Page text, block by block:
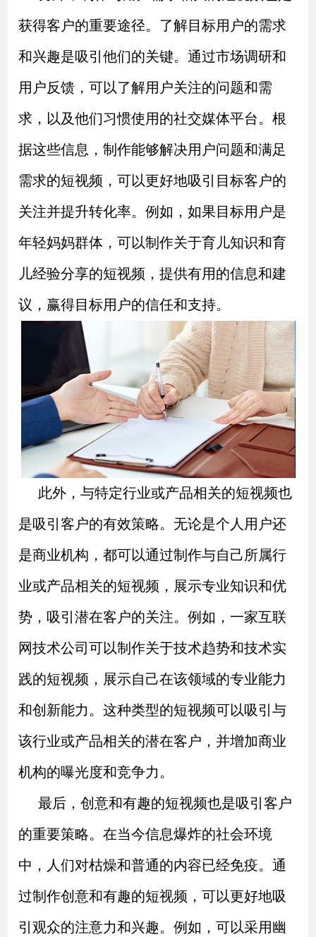
获得客户的重要途径。了解目标用户的需求
和兴趣是吸引他们的关键。通过市场调研和
用户反馈，可以了解用户关注的问题和需
求，以及他们习惯使用的社交媒体平台。根
据这些信息，制作能够解决用户问题和满足
需求的短视频，可以更好地吸引目标客户的
关注并提升转化率。例如，如果目标用户是
年轻妈妈群体，可以制作关于育儿知识和育
儿经验分享的短视频，提供有用的信息和建
议，赢得目标用户的信任和支持。
此外，与特定行业或产品相关的短视频也
是吸引客户的有效策略。无论是个人用户还
是商业机构，都可以通过制作与自己所属行
业或产品相关的短视频，展示专业知识和优
势，吸引潜在客户的关注。例如，一家互联
网技术公司可以制作关于技术趋势和技术实
践的短视频，展示自己在该领域的专业能力
和创新能力。这种类型的短视频可以吸引与
该行业或产品相关的潜在客户，并增加商业
机构的曝光度和竞争力。
最后，创意和有趣的短视频也是吸引客户
的重要策略。在当今信息爆炸的社会环境
中，人们对枯燥和普通的内容已经免疫。通
过制作创意和有趣的短视频，可以更好地吸
引观众的注意力和兴趣。例如，可以采用幽